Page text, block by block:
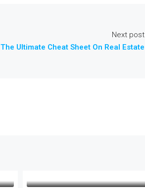
Next post
The Ultimate Cheat Sheet On Real Estate